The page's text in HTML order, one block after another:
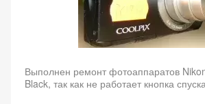
Выполнен ремонт фотоаппаратов
Black, так как не работает кнопка